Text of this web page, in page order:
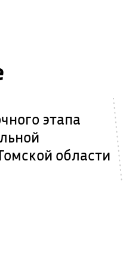
этапа
области